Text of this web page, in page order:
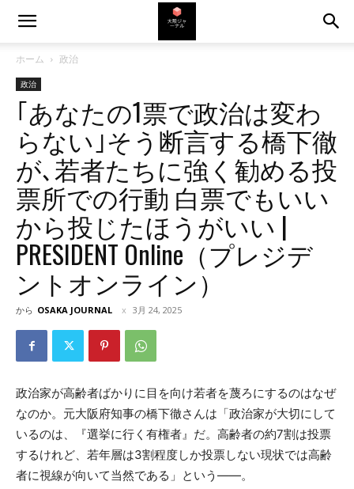
ホーム 政治
政治
｢あなたの1票で政治は変わ
らない｣そう断言する橋下徹
が､若者たちに強く勧める投
票所での行動 白票でもいい
から投じたほうがいい |
PRESIDENT Online（プレジデ
ントオンライン）
から OSAKA JOURNAL 3月 24, 2025
政治家が高齢者ばかりに目を向け若者を蔑ろにするのはなぜ
なのか。元大阪府知事の橋下徹さんは「政治家が大切にして
いるのは、『選挙に行く有権者』だ。高齢者の約7割は投票
するけれど、若年層は3割程度しか投票しない現状では高齢
者に視線が向いて当然である」という――。